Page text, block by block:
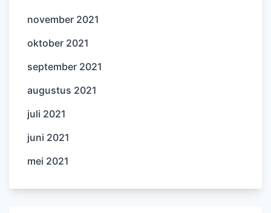
november 2021
oktober 2021
september 2021
augustus 2021
juli 2021
juni 2021
mei 2021